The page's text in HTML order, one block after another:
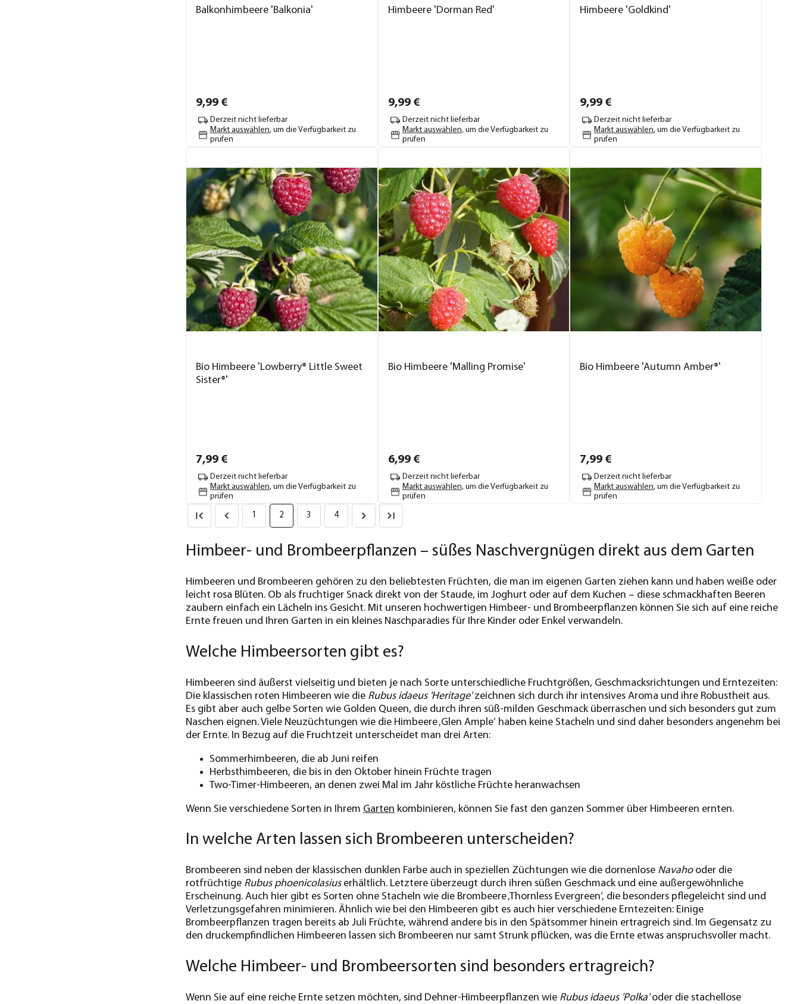
Balkonhimbeere 'Balkonia'
9,99 €
Derzeit nicht lieferbar
Markt auswählen, um die Verfügbarkeit zu
prüfen
Himbeere 'Dorman Red'
9,99€
Derzeit nicht lieferbar
Markt auswählen, um die Verfügbarkeit zu
prüfen
Himbeere 'Goldkind'
9,99 €
Derzeit nicht lieferbar
Markt auswählen, um die Verfügbarkeit zu
prüfen
Bio Himbeere 'Lowberry® Little Sweet
Sister®'
7,99 €
Derzeit nicht lieferbar
Markt auswählen, um die Verfügbarkeit zu
prüfen
Bio Himbeere 'Malling Promise'
6,99€
Derzeit nicht lieferbar
Markt auswählen, um die Verfügbarkeit zu
prüfen
Bio Himbeere 'Autumn Amber®'
7,99 €
Derzeit nicht lieferbar
Markt auswählen, um die Verfügbarkeit zu
prüfen
1 2 3 4
Himbeer- und Brombeerpflanzen – süßes Naschvergnügen direkt aus dem Garten
Himbeeren und Brombeeren gehören zu den beliebtesten Früchten, die man im eigenen Garten ziehen kann und haben weiße oder
leicht rosa Blüten. Ob als fruchtiger Snack direkt von der Staude, im Joghurt oder auf dem Kuchen – diese schmackhaften Beeren
zaubern einfach ein Lächeln ins Gesicht. Mit unseren hochwertigen Himbeer- und Brombeerpflanzen können Sie sich auf eine reiche
Ernte freuen und Ihren Garten in ein kleines Naschparadies für Ihre Kinder oder Enkel verwandeln.
Welche Himbeersorten gibt es?
Himbeeren sind äußerst vielseitig und bieten je nach Sorte unterschiedliche Fruchtgrößen, Geschmacksrichtungen und Erntezeiten:
Die klassischen roten Himbeeren wie die Rubus idaeus 'Heritage'zeichnen sich durch ihr intensives Aroma und ihre Robustheit aus.
Es gibt aber auch gelbe Sorten wie Golden Queen, die durch ihren süß-milden Geschmack überraschen und sich besonders gut zum
Naschen eignen. Viele Neuzüchtungen wie die Himbeere ‚Glen Ample‘ haben keine Stacheln und sind daher besonders angenehm bei
der Ernte. In Bezug auf die Fruchtzeit unterscheidet man drei Arten:
Sommerhimbeeren, die ab Juni reifen
Herbsthimbeeren, die bis in den Oktober hinein Früchte tragen
Two-Timer-Himbeeren, an denen zwei Mal im Jahr köstliche Früchte heranwachsen
Wenn Sie verschiedene Sorten in Ihrem Garten kombinieren, können Sie fast den ganzen Sommer über Himbeeren ernten.
In welche Arten lassen sich Brombeeren unterscheiden?
Brombeeren sind neben der klassischen dunklen Farbe auch in speziellen Züchtungen wie die dornenlose Navahooder die
rotfrüchtige Rubus phoenicolasiuserhältlich. Letztere überzeugt durch ihren süßen Geschmack und eine außergewöhnliche
Erscheinung. Auch hier gibt es Sorten ohne Stacheln wie die Brombeere ‚Thornless Evergreen‘, die besonders pflegeleicht sind und
Verletzungsgefahren minimieren. Ähnlich wie bei den Himbeeren gibt es auch hier verschiedene Erntezeiten: Einige
Brombeerpflanzen tragen bereits ab Juli Früchte, während andere bis in den Spätsommer hinein ertragreich sind. Im Gegensatz zu
den druckempfindlichen Himbeeren lassen sich Brombeeren nur samt Strunk pflücken, was die Ernte etwas anspruchsvoller macht.
Welche Himbeer- und Brombeersorten sind besonders ertragreich?
Wenn Sie auf eine reiche Ernte setzen möchten, sind Dehner-Himbeerpflanzen wie Rubus idaeus 'Polka'oder die stachellose